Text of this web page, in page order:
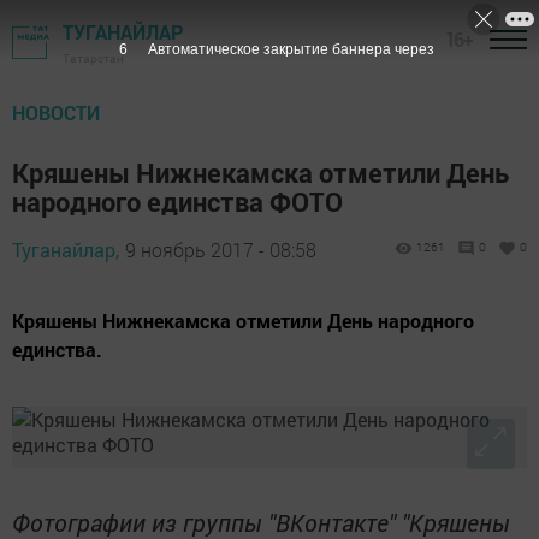
ТУГАНАЙЛАР
Татарстан
НОВОСТИ
Кряшены Нижнекамска отметили День
народного единства ФОТО
Туганайлар, 9 ноябрь 2017 - 08:58 1261 0 0
Кряшены Нижнекамска отметили День народного
единства.
Фотографии из группы "ВКонтакте" "Кряшены
6 Автоматическое закрытие баннера через